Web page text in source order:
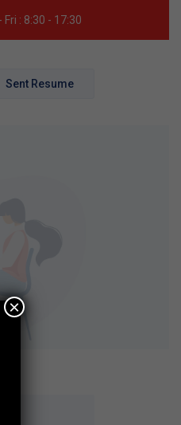
: 8:30 - 17:30
Sent Resume
×